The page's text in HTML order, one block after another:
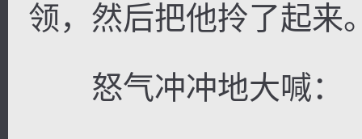
领，然后把他拎了起来
怒气冲冲地大喊：